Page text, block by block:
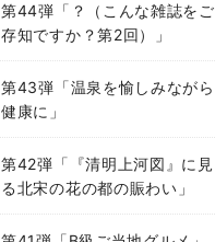
第44弾「？（こんな雑誌をご
存知ですか？第2回）」
第43弾「温泉を愉しみながら
健康に」
第42弾「『清明上河図』に見
る北宋の花の都の賑わい」